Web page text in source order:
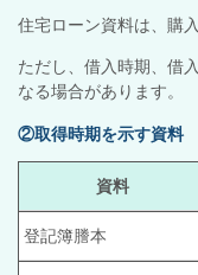
住宅ローン資料は、購
ただし、借入時期、借
なる場合があります。
②取得時期を示す資料
資料
登記簿謄本